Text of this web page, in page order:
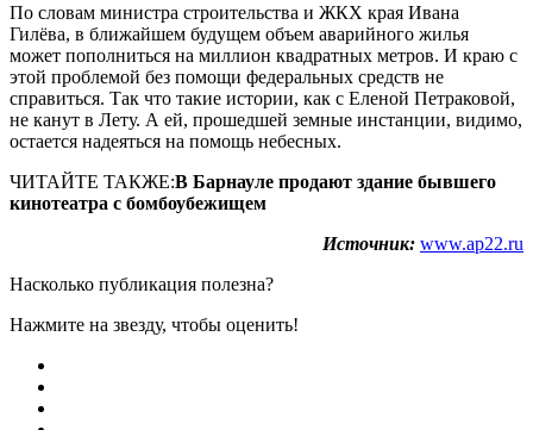
По словам министра строительства и ЖКХ края Ивана
Гилёва, в ближайшем будущем объем аварийного жилья
может пополниться на миллион квадратных метров. И краю с
этой проблемой без помощи федеральных средств не
справиться. Так что такие истории, как с Еленой Петраковой,
не канут в Лету. А ей, прошедшей земные инстанции, видимо,
остается надеяться на помощь небесных.
ЧИТАЙТЕ ТАКЖЕ:В Барнауле продают здание бывшего
кинотеатра с бомбоубежищем
Источник: www.ap22.ru
Насколько публикация полезна?
Нажмите на звезду, чтобы оценить!